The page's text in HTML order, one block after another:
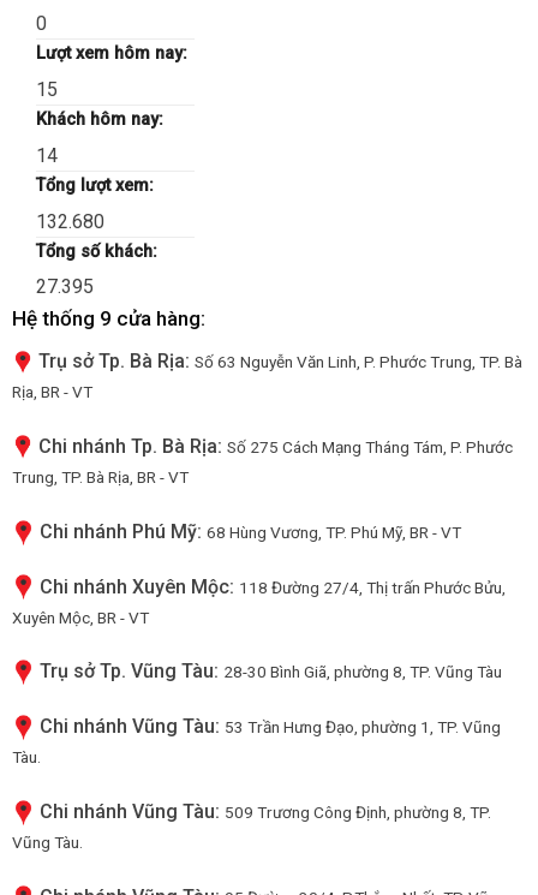
0
Lượt xem hôm nay:
15
Khách hôm nay:
14
Tổng lượt xem:
132.680
Tổng số khách:
27.395
Hệ thống 9 cửa hàng:
Trụ sở Tp. Bà Rịa: Số 63 Nguyễn Văn Linh, P. Phước Trung, TP. Bà
Rịa, BR - VT
Chi nhánh Tp. Bà Rịa: Số 275 Cách Mạng Tháng Tám, P. Phước
Trung, TP. Bà Rịa, BR - VT
Chi nhánh Phú Mỹ: 68 Hùng Vương, TP. Phú Mỹ, BR - VT
Chi nhánh Xuyên Mộc: 118 Đường 27/4, Thị trấn Phước Bửu,
Xuyên Mộc, BR - VT
Trụ sở Tp. Vũng Tàu: 28-30 Bình Giã, phường 8, TP. Vũng Tàu
Chi nhánh Vũng Tàu: 53 Trần Hưng Đạo, phường 1, TP. Vũng
Tàu.
Chi nhánh Vũng Tàu: 509 Trương Công Định, phường 8, TP.
Vũng Tàu.